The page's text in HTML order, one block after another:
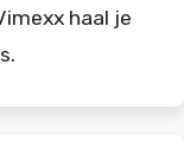
haal je